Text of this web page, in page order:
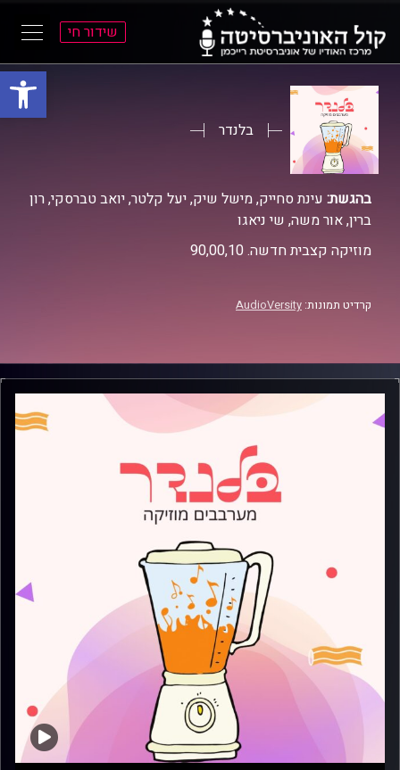
פתח
התפריט
התוכן
שידור חי
בלנדר
בהגשת: עינת סחייק, מישל שיק, יעל קלטר, יואב טברסקי, רון
ברין, אור משה, שי ניאגו
מוזיקה קצבית חדשה. 90,00,10
קרדיט תמונות: AudioVersity